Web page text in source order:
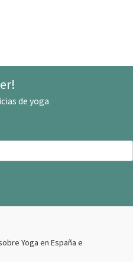
de yoga
Yoga en España e